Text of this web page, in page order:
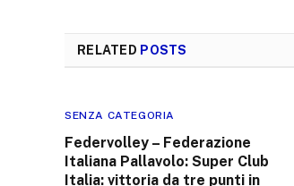
RELATED POSTS
SENZA CATEGORIA
Federvolley – Federazione
Italiana Pallavolo: Super Club
Italia: vittoria da tre punti in